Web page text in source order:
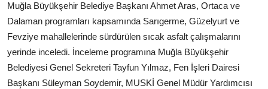
Muğla Büyükşehir Belediye Başkanı Ahmet Aras, Ortaca ve
Dalaman programları kapsamında Sarıgerme, Güzelyurt ve
Fevziye mahallelerinde sürdürülen sıcak asfalt çalışmalarını
yerinde inceledi. İnceleme programına Muğla Büyükşehir
Belediyesi Genel Sekreteri Tayfun Yılmaz, Fen İşleri Dairesi
Başkanı Süleyman Soydemir, MUSKİ Genel Müdür Yardımcısı